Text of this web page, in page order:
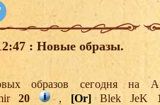
: Новые образы.
образов сегодня
20 , [Or]Blek JeK